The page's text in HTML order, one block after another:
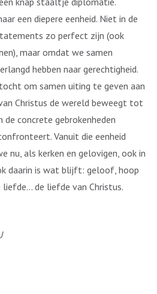
een diepere eenheid. Niet in de
zo perfect zijn (ook
maar omdat we samen
hebben naar gerechtigheid.
om samen uiting te geven aan
Christus de wereld beweegt tot
de concrete gebrokenheden
Vanuit die eenheid
nu, als kerken en gelovigen, ook in
daarin is wat blijft: geloof, hoop
de liefde van Christus.